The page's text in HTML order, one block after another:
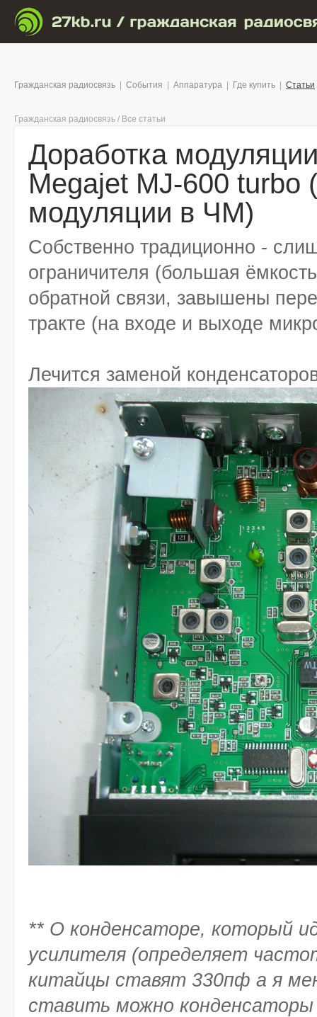
Гражданская радиосвязь События Аппаратура Где купить Статьи
Гражданская радиосвязь / Все статьи
Доработка
Megajet MJ-600 turbo
модуляции в ЧМ)
Собственно традиционно -
ограничителя (большая
обратной связи, завышены
тракте (на входе и выходе
Лечится заменой
** О конденсаторе, который
усилителя (определяет
китайцы ставят 330пф а я
ставить можно